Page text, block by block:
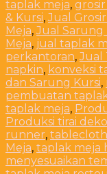
taplak meja,
& Kursi,Jual
Meja,Jual Sarung
Meja, jual taplak
perkantoran,Jual
napkin, konveksi
dan Sarung Kursi,
pembuatan
taplak meja,
Produksi tirai
runner, tablecloth
Meja, taplak meja
menyesuaikan